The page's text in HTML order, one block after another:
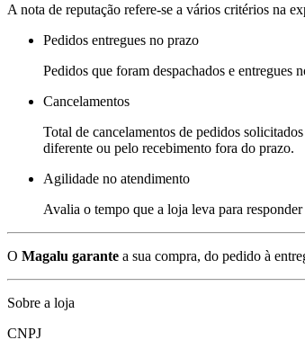
A nota de reputação refere-se a vários critérios na
Pedidos entregues no prazo
Pedidos que foram despachados e entregues
Cancelamentos
Total de cancelamentos de pedidos
diferente ou pelo recebimento fora do prazo.
Agilidade no atendimento
Avalia o tempo que a loja leva para
O Magalu garante a sua compra, do pedido à
Sobre a loja
CNPJ